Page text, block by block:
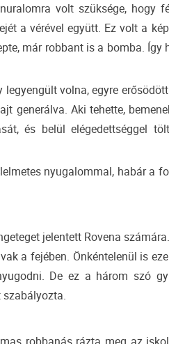
volt szüksége, hogy
a vérével együtt. Ez volt a
már robbant is a bomba. Így
volna, egyre
generálva. Aki tehette,
és belül elégedettséggel
nyugalommal, habár a
jelentett Rovena
a fejében. Önkéntelenül is
De ez a három szó
szabályozta.